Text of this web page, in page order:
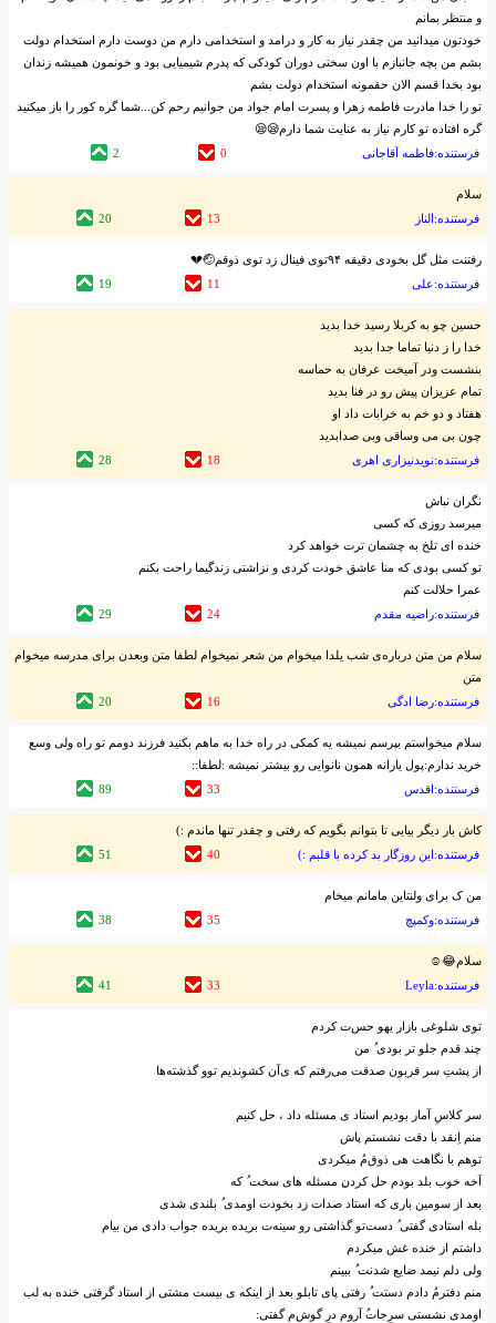
و منتظر بمانم
خودتون میدانید من چقدر نیاز به کار و درامد و استخدامی دارم من دوست دارم استخدام دولت
بشم من بچه جانبازم با اون سختی دوران کودکی که پدرم شیمیایی بود و خونمون همیشه زندان
بود بخدا قسم الان حقمونه استخدام دولت بشم
تو را خدا مادرت فاطمه زهرا و پسرت امام جواد من جوانیم رحم کن...شما گره کور را باز میکنید
گره افتاده تو کارم نیاز به عنایت شما دارم😪😪
فرستنده:فاطمه آقاجانی
0
2
سلام
فرستنده:الناز
13
20
رفتنت مثل گل بخودی دقیقه ۹۴توی فینال زد توی ذوقم🤕💔
فرستنده:علی
11
19
حسین چو به کربلا رسید خدا بدید
خدا را ز دنیا تماما جدا بدید
بنشست ودر آمیخت عرفان به حماسه
تمام عزیزان پیش رو در فنا بدید
هفتاد و دو خم به خرابات داد او
چون بی می وساقی وبی صدابدید
فرستنده:نویدنیزاری اهری
18
28
نگران نباش
میرسد روزی که کسی
خنده ای تلخ به چشمان ترت خواهد کرد
تو کسی بودی که منا عاشق خودت کردی و نزاشتی زندگیما راحت بکنم
عمرا حلالت کنم
فرستنده:راضیه مقدم
24
29
سلام من متن درباره‌ی شب یلدا میخوام من شعر نمیخوام لطفا متن وبعدن برای مدرسه میخوام
متن
فرستنده:رضا ادگی
16
20
سلام میخواستم بپرسم نمیشه یه کمکی در راه خدا به ماهم بکنید فرزند دومم تو راه ولی وسع
خرید ندارم:پول یارانه همون نانوایی رو بیشتر نمیشه :لطفا::
فرستنده:اقدس
33
89
کاش بار دیگر بیایی تا بتوانم بگویم که رفتی و چقدر تنها ماندم :)
فرستنده:این روزگار بد کرده با قلبم :)
40
51
من ک برای ولنتاین مامانم میخام
فرستنده:وکمپچ
35
38
سلام😂☺
فرستنده:Leyla
33
41
توی شلوغی بازار یهو حس‌ت کردم
چند قدم جلو تر بودی‌ ‌ُ من
از پشت‌ِ سر قربون صدقت می‌رفتم که ی‌آن کشوندیم توو گذشته‌ها
سر‌‌ِ کلاس‌ِ آمار بودیم استاد ی مسئله داد ، حل کنیم
منم ا‌ِنقد با دقت نشستم پاش
توهم با نگاهت هی ذوق‌م‌ُ میکردی
آخه خوب بلد بودم حل کردن‌‌ِ مسئله های سخت ‌ُ که
بعد از سومین باری که استاد صدات زد بخودت اومدی ‌ُ بلندی شدی
بله استادی گفتی ‌ُ دست‌تو گذاشتی رو سینه‌ت بریده بریده جواب دادی من بیام
داشتم از خنده غش میکردم
ولی دلم نیمد ضایع شدنت ‌ُ ببینم
منم دفترم‌ُ دادم دستت ‌ُ رفتی پای تابلو بعد از اینکه ی بیست مشتی از استاد گرفتی خنده به لب
اومدی نشستی سر‌ِجات‌‌ُ آروم در‌ِ گوش‌م گفتی: